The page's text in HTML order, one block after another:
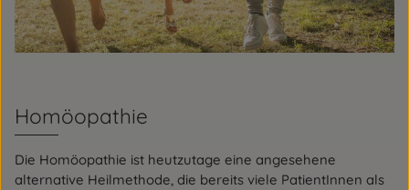
Homöopathie
Die Homöopathie ist heutzutage eine angesehene
alternative Heilmethode, die bereits viele PatientInnen als